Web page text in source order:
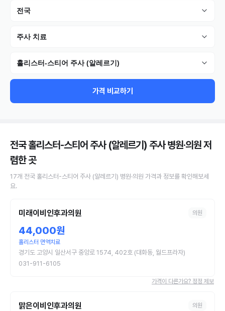
전국
주사 치료
홀리스터-스티어 주사 (알레르기)
가격 비교하기
전국 홀리스터-스티어 주사 (알레르기) 주사 병원·의원저
렴한 곳
17개 전국 홀리스터-스티어 주사 (알레르기) 병원·의원 가격과 정보를 확인해보세
요.
미래이비인후과의원 의원
44,000원
홀리스터 면역치료
경기도 고양시 일산서구 중앙로 1574, 402호 (대화동, 월드프라자)
031-911-6105
가격이 다른가요? 정정 제보
맑은이비인후과의원 의원